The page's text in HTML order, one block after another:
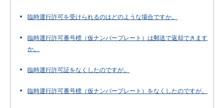
臨時運行許可を受けられるのはどのような場合ですか。
臨時運行許可番号標（仮ナンバープレート）は郵送で返却できます
か。
臨時運行許可証をなくしたのですが。
臨時運行許可番号標（仮ナンバープレート）をなくしたのですが。